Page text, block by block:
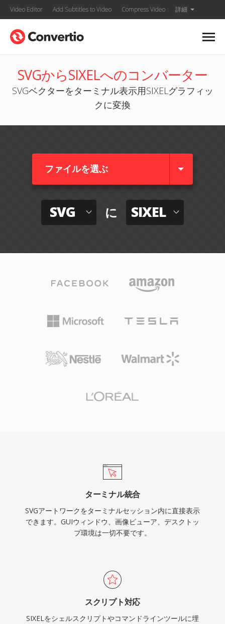
Video Editor Add Subtitles to Video Compress Video 詳細
SVGからSIXELへのコンバーター
SVGベクターをターミナル表示用SIXELグラフィッ
クに変換
ファイルを選ぶ
SVG に SIXEL
ターミナル統合
SVGアートワークをターミナルセッション内に直接表示
できます。GUIウィンドウ、画像ビューア、デスクトッ
プ環境は一切不要です。
スクリプト対応
SIXELをシェルスクリプトやコマンドラインツールに埋